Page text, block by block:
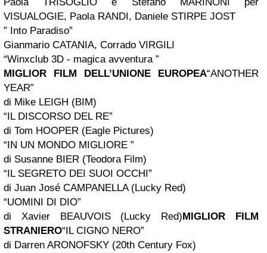
VISUALOGIE, Paola RANDI, Daniele STIRPE JOST
” Into Paradiso”
Gianmario CATANIA, Corrado VIRGILI
“Winxclub 3D - magica avventura ”
MIGLIOR FILM DELL’UNIONE EUROPEA“ANOTHER
YEAR”
di Mike LEIGH (BIM)
“IL DISCORSO DEL RE”
di Tom HOOPER (Eagle Pictures)
“IN UN MONDO MIGLIORE ”
di Susanne BIER (Teodora Film)
“IL SEGRETO DEI SUOI OCCHI”
di Juan José CAMPANELLA (Lucky Red)
“UOMINI DI DIO”
di Xavier BEAUVOIS (Lucky Red)MIGLIOR FILM
STRANIERO“IL CIGNO NERO”
di Darren ARONOFSKY (20th Century Fox)